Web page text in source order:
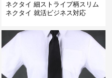
ネクタイ 細ストライプ柄スリム
ネクタイ 就活ビジネス対応